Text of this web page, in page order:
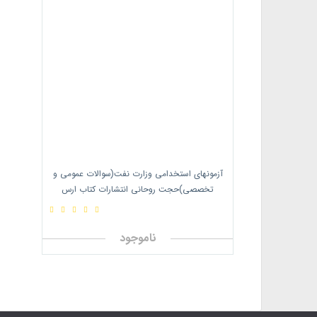
آزمونهای استخدامی وزارت نفت(سوالات عمومی و
تخصصی)حجت روحانی انتشارات کتاب ارس
ناموجود